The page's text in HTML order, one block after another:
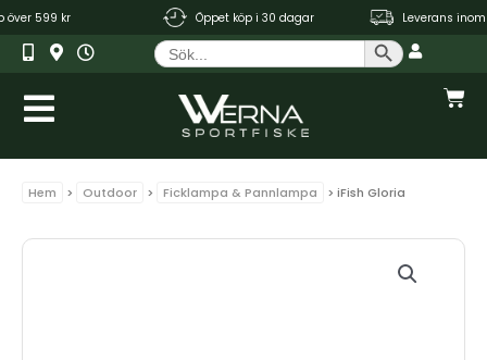
Hoppa
innehåll
599 kr Öppet köp i 30 dagar Leverans inom
Sök
efter:
Sökknapp
Hem > Outdoor > Ficklampa & Pannlampa > iFish Gloria